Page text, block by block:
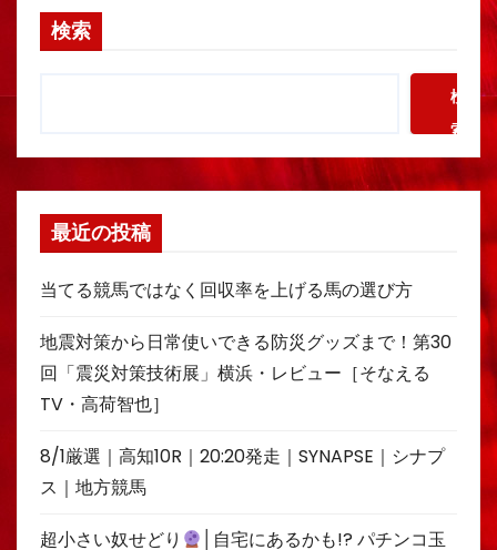
検索
検
索
最近の投稿
当てる競馬ではなく回収率を上げる馬の選び方
地震対策から日常使いできる防災グッズまで！第30
回「震災対策技術展」横浜・レビュー［そなえる
TV・高荷智也］
8/1厳選｜高知10R｜20:20発走｜SYNAPSE｜シナプ
ス｜地方競馬
超小さい奴せどり
│自宅にあるかも!? パチンコ玉